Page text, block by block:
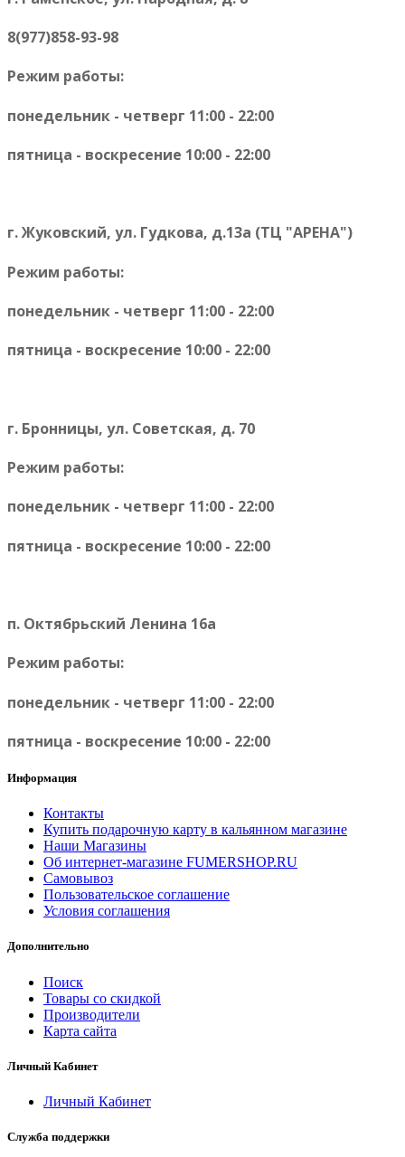
8(977)858-93-98
Режим работы:
понедельник - четверг 11:00 - 22:00
пятница - воскресение 10:00 - 22:00
г. Жуковский, ул. Гудкова, д.13а (ТЦ "АРЕНА")
Режим работы:
понедельник - четверг 11:00 - 22:00
пятница - воскресение 10:00 - 22:00
г. Бронницы, ул. Советская, д. 70
Режим работы:
понедельник - четверг 11:00 - 22:00
пятница - воскресение 10:00 - 22:00
п. Октябрьский Ленина 16а
Режим работы:
понедельник - четверг 11:00 - 22:00
пятница - воскресение 10:00 - 22:00
Информация
Контакты
Купить подарочную карту в кальянном магазине
Наши Магазины
Об интернет-магазине FUMERSHOP.RU
Самовывоз
Пользовательское соглашение
Условия соглашения
Дополнительно
Поиск
Товары со скидкой
Производители
Карта сайта
Личный Кабинет
Личный Кабинет
Служба поддержки